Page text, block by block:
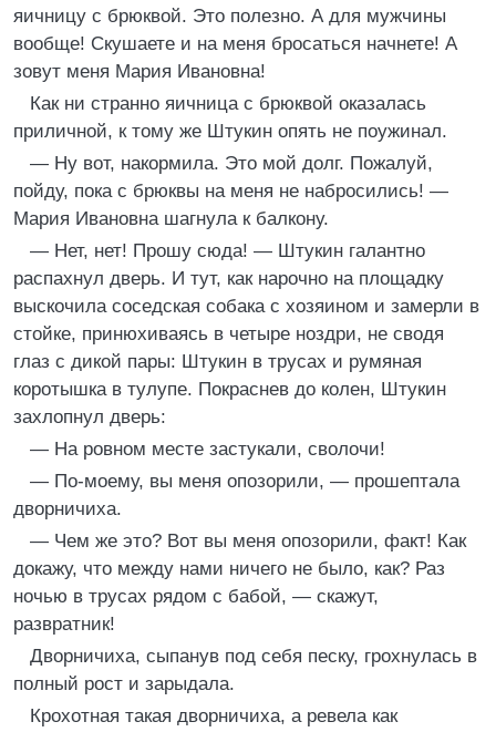
яичницу с брюквой. Это полезно. А для мужчины
вообще! Скушаете и на меня бросаться начнете! А
зовут меня Мария Ивановна!
Как ни странно яичница с брюквой оказалась
приличной, к тому же Штукин опять не поужинал.
— Ну вот, накормила. Это мой долг. Пожалуй,
пойду, пока с брюквы на меня не набросились! —
Мария Ивановна шагнула к балкону.
— Нет, нет! Прошу сюда! — Штукин галантно
распахнул дверь. И тут, как нарочно на площадку
выскочила соседская собака с хозяином и замерли в
стойке, принюхиваясь в четыре ноздри, не сводя
глаз с дикой пары: Штукин в трусах и румяная
коротышка в тулупе. Покраснев до колен, Штукин
захлопнул дверь:
— На ровном месте застукали, сволочи!
— По-моему, вы меня опозорили, — прошептала
дворничиха.
— Чем же это? Вот вы меня опозорили, факт! Как
докажу, что между нами ничего не было, как? Раз
ночью в трусах рядом с бабой, — скажут,
развратник!
Дворничиха, сыпанув под себя песку, грохнулась в
полный рост и зарыдала.
Крохотная такая дворничиха, а ревела как